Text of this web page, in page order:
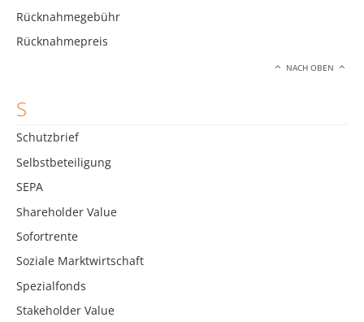
Rücknahmegebühr
Rücknahmepreis
NACH OBEN
S
Schutzbrief
Selbstbeteiligung
SEPA
Shareholder Value
Sofortrente
Soziale Marktwirtschaft
Spezialfonds
Stakeholder Value